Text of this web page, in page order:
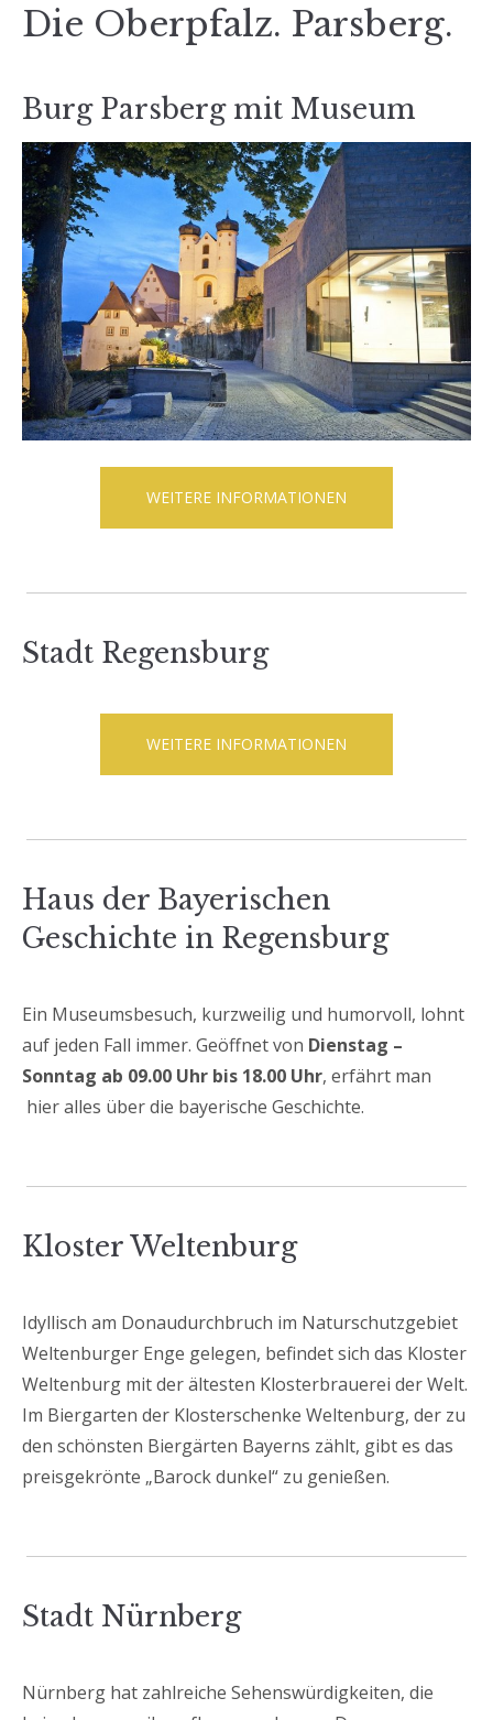
Die Oberpfalz. Parsberg.
Burg Parsberg mit Museum
WEITERE INFORMATIONEN
Stadt Regensburg
WEITERE INFORMATIONEN
Haus der Bayerischen
Geschichte in Regensburg
Ein Museumsbesuch, kurzweilig und humorvoll, lohnt
auf jeden Fall immer. Geöffnet von Dienstag –
Sonntag ab 09.00 Uhr bis 18.00 Uhr, erfährt man
hier alles über die bayerische Geschichte.
Kloster Weltenburg
Idyllisch am Donaudurchbruch im Naturschutzgebiet
Weltenburger Enge gelegen, befindet sich das Kloster
Weltenburg mit der ältesten Klosterbrauerei der Welt.
Im Biergarten der Klosterschenke Weltenburg, der zu
den schönsten Biergärten Bayerns zählt, gibt es das
preisgekrönte „Barock dunkel“ zu genießen.
Stadt Nürnberg
Nürnberg hat zahlreiche Sehenswürdigkeiten, die